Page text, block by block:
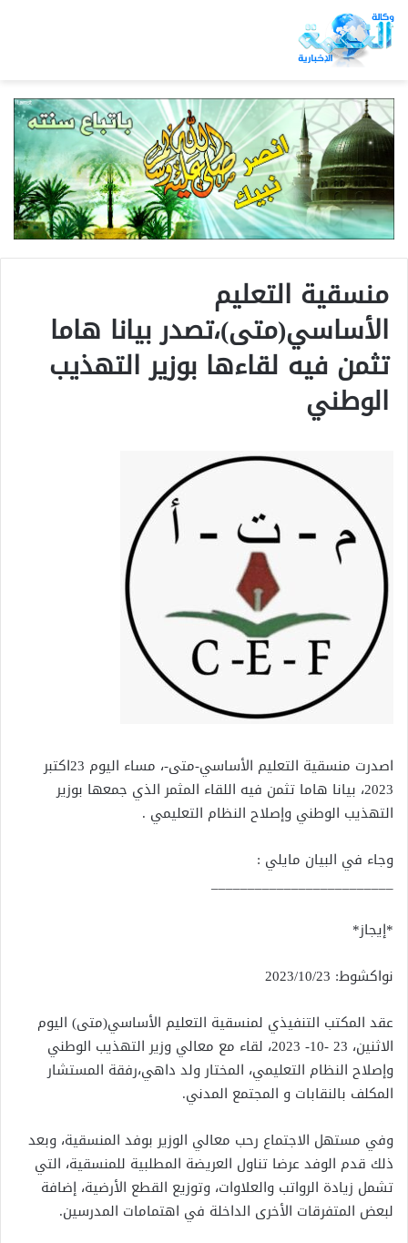
منسقية التعليم
الأساسي(متى)،تصدر بيانا هاما
تثمن فيه لقاءها بوزير التهذيب
الوطني
اصدرت منسقية التعليم الأساسي-متى-، مساء اليوم 23اكتبر
2023، بيانا هاما تثمن فيه اللقاء المثمر الذي جمعها بوزير
التهذيب الوطني وإصلاح النظام التعليمي .
وجاء في البيان مايلي :
_________________________
*إيجاز*
نواكشوط: 2023/10/23
عقد المكتب التنفيذي لمنسقية التعليم الأساسي(متى) اليوم
الاثنين، 23 -10- 2023، لقاء مع معالي وزير التهذيب الوطني
وإصلاح النظام التعليمي، المختار ولد داهي،رفقة المستشار
المكلف بالنقابات و المجتمع المدني.
وفي مستهل الاجتماع رحب معالي الوزير بوفد المنسقية، وبعد
ذلك قدم الوفد عرضا تناول العريضة المطلبية للمنسقية، التي
تشمل زيادة الرواتب والعلاوات، وتوزيع القطع الأرضية، إضافة
لبعض المتفرقات الأخرى الداخلة في اهتمامات المدرسين.